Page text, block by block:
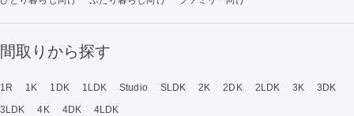
間取りから探す
1R 1K 1DK 1LDK Studio SLDK 2K 2DK 2LDK 3K
3DK
3LDK
4K 4DK 4LDK